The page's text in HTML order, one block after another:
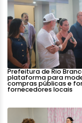
Prefeitura de Rio
plataforma para
compras públicas e
fornecedores locais